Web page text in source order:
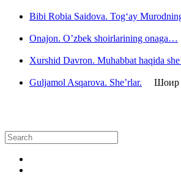
Bibi Robia Saidova. Tog‘ay
Onajon. O’zbek shoirlarining onaga…
Xurshid Davron. Muhabbat haqida
Guljamol Asqarova. She’rlar. Шоир